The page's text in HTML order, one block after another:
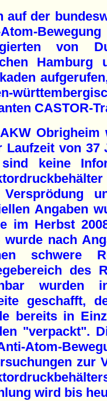
auf der
Atom-
von
Hamburg
CASTOR-
Laufzeit von 37
keine
Angaben
im Herbst
wurde nach
schwere
des
wurden
geschafft,
bereits in
"verpackt".
Atom-
zur
wird bis